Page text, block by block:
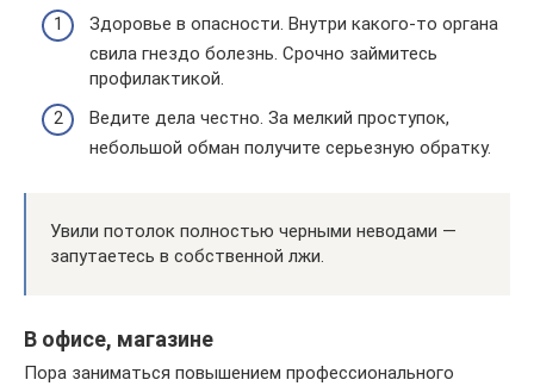
Здоровье в опасности. Внутри какого-то органа
свила гнездо болезнь. Срочно займитесь
профилактикой.
Ведите дела честно. За мелкий проступок,
небольшой обман получите серьезную обратку.
Увили потолок полностью черными неводами —
запутаетесь в собственной лжи.
В офисе, магазине
Пора заниматься повышением профессионального